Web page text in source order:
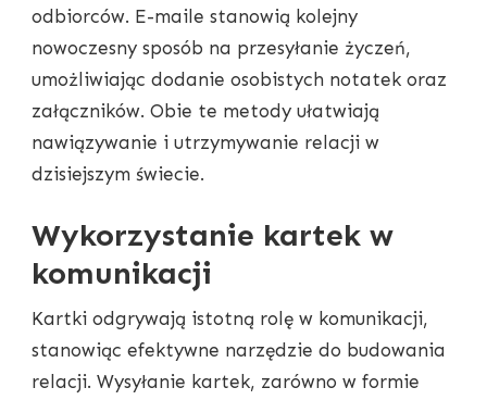
odbiorców. E-maile stanowią kolejny
nowoczesny sposób na przesyłanie życzeń,
umożliwiając dodanie osobistych notatek oraz
załączników. Obie te metody ułatwiają
nawiązywanie i utrzymywanie relacji w
dzisiejszym świecie.
Wykorzystanie kartek w
komunikacji
Kartki odgrywają istotną rolę w komunikacji,
stanowiąc efektywne narzędzie do budowania
relacji. Wysyłanie kartek, zarówno w formie